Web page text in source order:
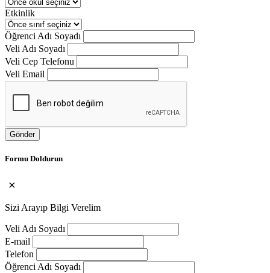
Etkinlik
Öğrenci Adı Soyadı
Veli Adı Soyadı
Veli Cep Telefonu
Veli Email
Gönder
Formu Doldurun
×
Sizi Arayıp Bilgi Verelim
Veli Adı Soyadı
E-mail
Telefon
Öğrenci Adı Soyadı